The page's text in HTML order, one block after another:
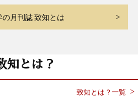
の月刊誌 致知とは
知とは？
致知とは？一覧